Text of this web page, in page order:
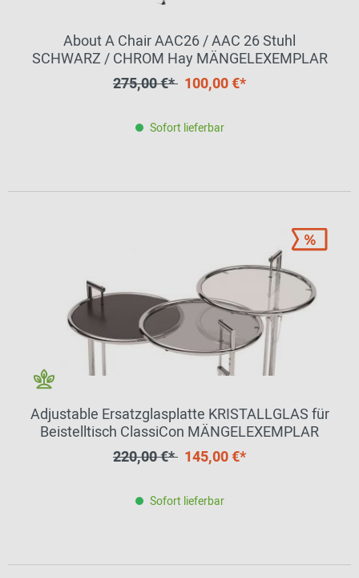
About A Chair AAC26 / AAC 26 Stuhl
SCHWARZ / CHROM Hay MÄNGELEXEMPLAR
275,00 €* 100,00 €*
Sofort lieferbar
Adjustable Ersatzglasplatte KRISTALLGLAS für
Beistelltisch ClassiCon MÄNGELEXEMPLAR
220,00 €* 145,00 €*
Sofort lieferbar